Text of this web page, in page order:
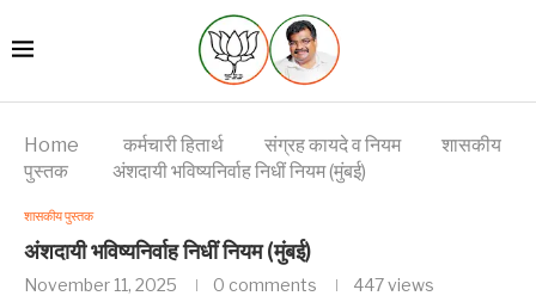
Home कर्मचारी हितार्थ संग्रह कायदे व नियम
शासकीय
पुस्तक
अंशदायी भविष्यनिर्वाह निधीं नियम (मुंबई)
शासकीय पुस्तक
अंशदायी भविष्यनिर्वाह निधीं नियम (मुंबई)
November 11, 2025 0 comments 447views